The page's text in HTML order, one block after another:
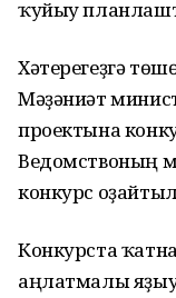
ҡуйыу
Хәтерегеҙгә
Мәҙәниәт
проектына
Ведомствоның
конкурс
Конкурста
аңлатмалы